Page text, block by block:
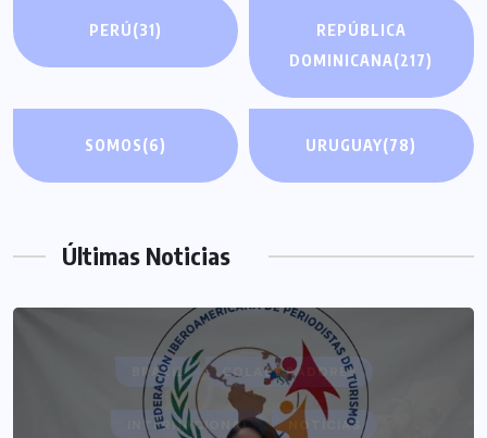
PERÚ(31)
REPÚBLICA
DOMINICANA(217)
SOMOS(6) URUGUAY(78)
Últimas Noticias